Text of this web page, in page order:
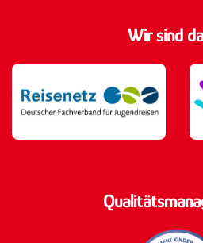
Wir sind